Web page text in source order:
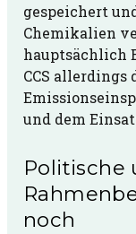
gespeichert
Chemikalien
hauptsächlich
CCS
und dem
Politische
noch